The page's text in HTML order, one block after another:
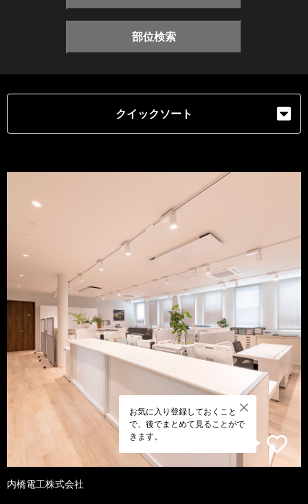
部位検索
クイックソート
お気に入り登録しておくこと
で、後でまとめて見ることがで
きます。
内橋電工株式会社